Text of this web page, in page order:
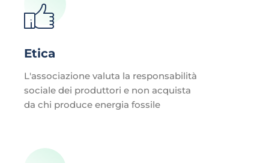
Etica
L'associazione valuta la responsabilità
sociale dei produttori e non acquista
da chi produce energia fossile